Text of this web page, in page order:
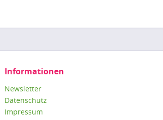
Informationen
Newsletter
Datenschutz
Impressum